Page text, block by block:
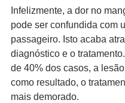
Infelizmente, a dor no
pode ser confundida com
passageiro. Isto acaba
diagnóstico e o
de 40% dos casos, a
como resultado, o
mais demorado.